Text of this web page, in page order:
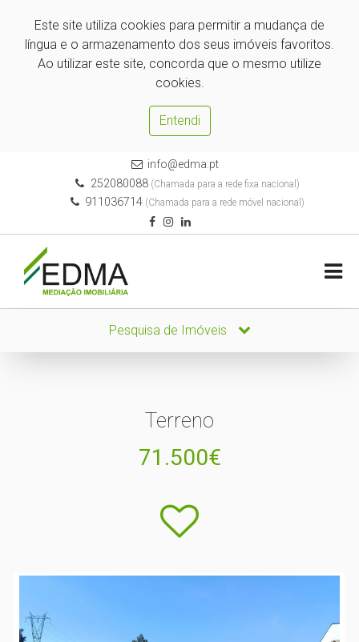
Este site utiliza cookies para permitir a mudança de
língua e o armazenamento dos seus imóveis favoritos.
Ao utilizar este site, concorda que o mesmo utilize
cookies.
Entendi
info@edma.pt
252080088(Chamada para a rede fixa nacional)
911036714 (Chamada para a rede móvel nacional)
Pesquisa de Imóveis
Terreno
71.500€